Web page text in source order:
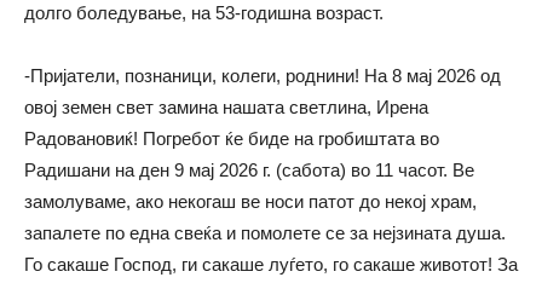
долго боледување, на 53-годишна возраст.
-Пријатели, познаници, колеги, роднини! На 8 мај 2026 од
овој земен свет замина нашата светлина, Ирена
Радовановиќ! Погребот ќе биде на гробиштата во
Радишани на ден 9 мај 2026 г. (сабота) во 11 часот. Ве
замолуваме, ако некогаш ве носи патот до некој храм,
запалете по една свеќа и помолете се за нејзината душа.
Го сакаше Господ, ги сакаше луѓето, го сакаше животот! За